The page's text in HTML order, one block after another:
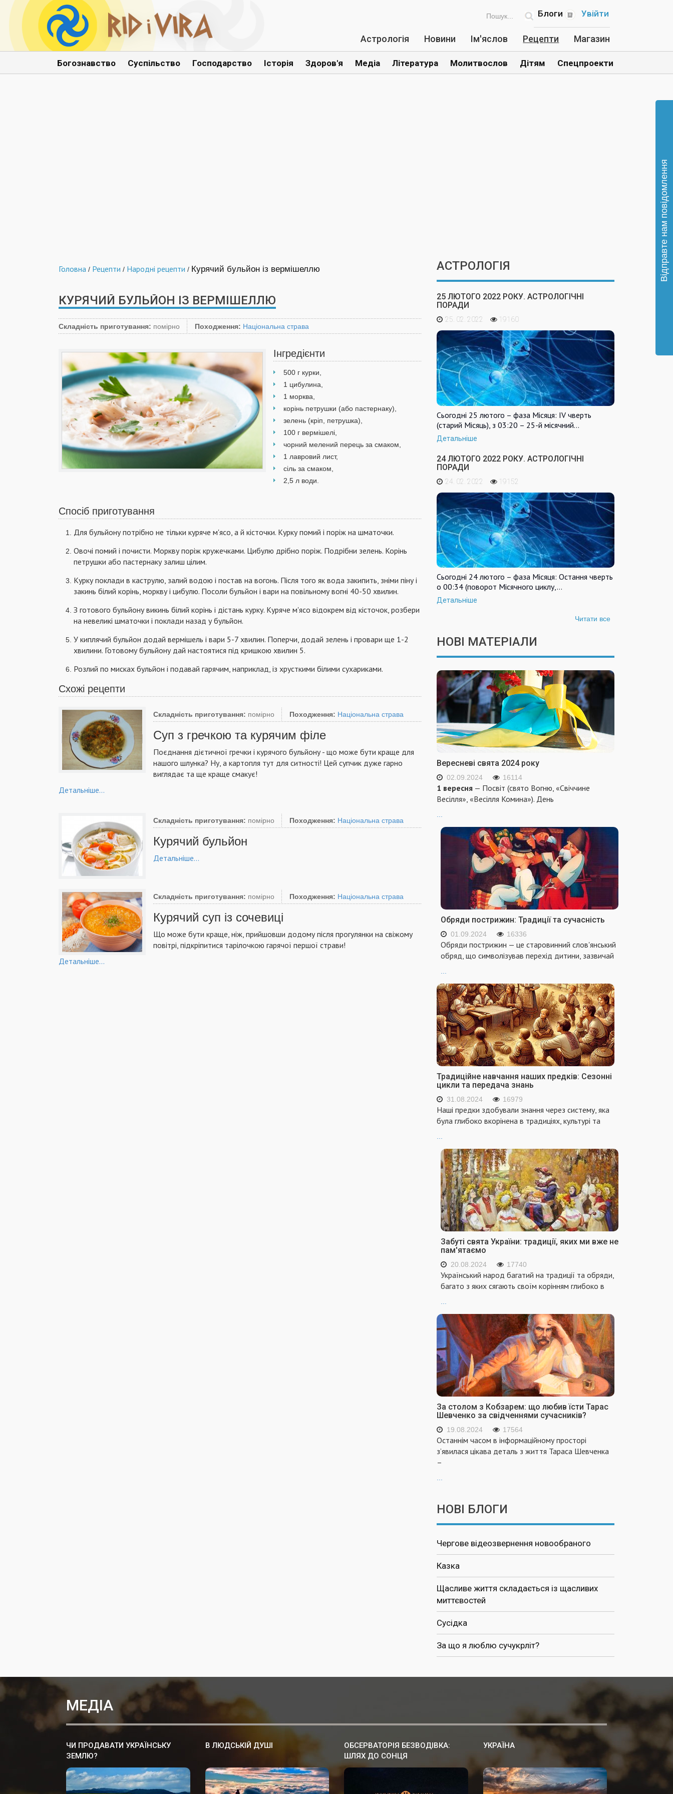
Увійти
Блоги
Астрологія Новини Ім'яслов Рецепти Магазин
Богознавство Суспільство Господарство Історія Здоров'я Медіа Література Молитвослов Дітям Спецпроекти
Головна / Рецепти / Народні рецепти / Курячий бульйон із вермішеллю
КУРЯЧИЙ БУЛЬЙОН ІЗ ВЕРМІШЕЛЛЮ
Складність приготування: помірно Походження: Національна страва
Інгредієнти
500 г курки,
1 цибулина,
1 морква,
корінь петрушки (або пастернаку),
зелень (кріп, петрушка),
100 г вермішелі,
чорний мелений перець за смаком,
1 лавровий лист,
сіль за смаком,
2,5 л води.
Спосіб приготування
Для бульйону потрібно не тільки куряче м'ясо, а й кісточки. Курку помий і поріж на шматочки.
Овочі помий і почисти. Моркву поріж кружечками. Цибулю дрібно поріж. Подрібни зелень. Корінь
петрушки або пастернаку залиш цілим.
Курку поклади в каструлю, залий водою і постав на вогонь. Після того як вода закипить, зніми піну і
закинь білий корінь, моркву і цибулю. Посоли бульйон і вари на повільному вогні 40-50 хвилин.
З готового бульйону викинь білий корінь і дістань курку. Куряче м'ясо відокрем від кісточок, розбери
на невеликі шматочки і поклади назад у бульйон.
У киплячий бульйон додай вермішель і вари 5-7 хвилин. Поперчи, додай зелень і провари ще 1-2
хвилини. Готовому бульйону дай настоятися під кришкою хвилин 5.
Розлий по мисках бульйон і подавай гарячим, наприклад, із хрусткими білими сухариками.
Схожі рецепти
Складність приготування: помірно Походження: Національна страва
Суп з гречкою та курячим філе
Поєднання дієтичної гречки і курячого бульйону - що може бути краще для
нашого шлунка? Ну, а картопля тут для ситності! Цей супчик дуже гарно
виглядає та ще краще смакує!
Детальніше...
Складність приготування: помірно Походження: Національна страва
Курячий бульйон
Детальніше...
Складність приготування: помірно Походження: Національна страва
Курячий суп із сочевиці
Що може бути краще, ніж, прийшовши додому після прогулянки на свіжому
повітрі, підкріпитися тарілочкою гарячої першої страви!
Детальніше...
АСТРОЛОГІЯ
25 ЛЮТОГО 2022 РОКУ. АСТРОЛОГІЧНІ
ПОРАДИ
25. 02. 2022 19160
Сьогодні 25 лютого – фаза Місяця: IV чверть
(старий Місяць), з 03:20 – 25-й місячний…
Детальніше
24 ЛЮТОГО 2022 РОКУ. АСТРОЛОГІЧНІ
ПОРАДИ
24. 02. 2022 19152
Сьогодні 24 лютого – фаза Місяця: Остання чверть
о 00:34 (поворот Місячного циклу,…
Детальніше
Читати все
НОВІ МАТЕРІАЛИ
Вересневі свята 2024 року
02.09.2024 16114
1 вересня — Посвіт (свято Вогню, «Свіччине
Весілля», «Весілля Комина»). День
...
Обряди пострижин: Традиції та сучасність
01.09.2024 16336
Обряди пострижин — це старовинний слов'янський
обряд, що символізував перехід дитини, зазвичай
...
Традиційне навчання наших предків: Сезонні
цикли та передача знань
31.08.2024 16979
Наші предки здобували знання через систему, яка
була глибоко вкорінена в традиціях, культурі та
...
Забуті свята України: традиції, яких ми вже не
пам'ятаємо
20.08.2024 17740
Український народ багатий на традиції та обряди,
багато з яких сягають своїм корінням глибоко в
...
За столом з Кобзарем: що любив їсти Тарас
Шевченко за свідченнями сучасників?
19.08.2024 17564
Останнім часом в інформаційному просторі
з’явилася цікава деталь з життя Тараса Шевченка
–
...
НОВІ БЛОГИ
Чергове відеозвернення новообраного
Казка
Щасливе життя складається із щасливих
миттєвостей
Сусідка
За що я люблю сучукрліт?
МЕДІА
ЧИ ПРОДАВАТИ УКРАЇНСЬКУ
ЗЕМЛЮ?
В ЛЮДСЬКІЙ ДУШІ
ОБСЕРВАТОРІЯ БЕЗВОДІВКА:
ШЛЯХ ДО СОНЦЯ
УКРАЇНА
Відправте нам повідомлення